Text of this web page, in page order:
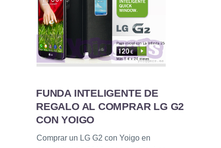
FUNDA INTELIGENTE DE
REGALO AL COMPRAR LG G2
CON YOIGO
Comprar un LG G2 con Yoigo en